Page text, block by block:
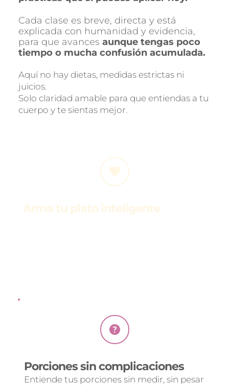
Cada clase es breve, directa y está
explicada con humanidad y evidencia,
para que avances aunque tengas poco
tiempo o mucha confusión acumulada.
Aquí no hay dietas, medidas estrictas ni
juicios.
Solo claridad amable para que entiendas a tu
cuerpo y te sientas mejor.
Arma tu plato inteligente
Porciones sin complicaciones
Entiende tus porciones sin medir, sin pesar